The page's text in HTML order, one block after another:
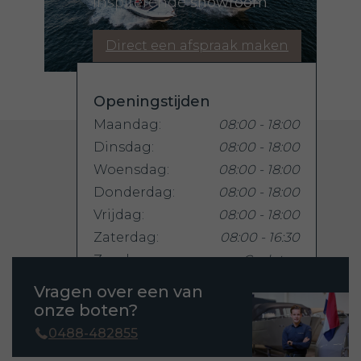
RVS waterski/slot oog:*
Diamante Capitonee kussens:*
Buiskap met dekkleed :
Buiskap gemeleerd :
Uitritsbaar voorraam buiskap:
RVS biminitop : *
Hoes voor buiskap: *
Blindering buiskap :*
Raymarine dieptemeter:*
Raymarine bi-data snelheid en diepte:*
Direct een afspraak maken
Openingstijden
Maandag:
08:00 - 18:00
Dinsdag:
08:00 - 18:00
Woensdag:
08:00 - 18:00
Donderdag:
08:00 - 18:00
Vrijdag:
08:00 - 18:00
Zaterdag:
08:00 - 16:30
Zondag:
Gesloten
Vragen over een van
onze boten?
0488-482855